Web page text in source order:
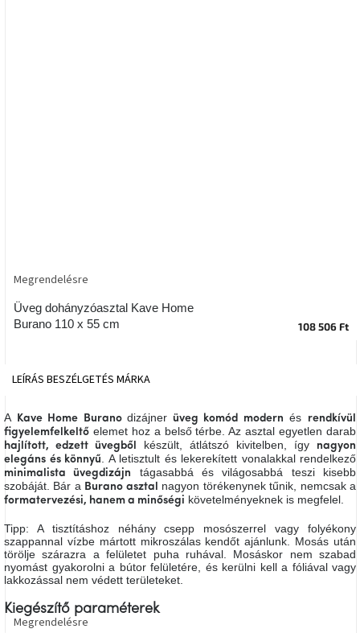
Belső
tavaszi
színekben
asztalon
A
tűz
mellett
ülve
Színes
Woodman
kedvezményesen
Anyák
Üveg dohányzóasztal Kave Home
Burano 110 x 55 cm
Megrendelésre
108 506 Ft
Megrendelésre
LEÍRÁS BESZÉLGETÉS MÁRKA
AKave Home Buranodizájner üveg komód modern és rendkívül
figyelemfelkeltő elemet hoz a belső térbe. Az asztal egyetlen darab
hajlított, edzett üvegből készült, átlátszó kivitelben, így nagyon
elegáns és könnyű. A letisztult és lekerekített vonalakkal rendelkező
minimalista üvegdizájn
tágasabbá és világosabbá teszi kisebb
szobáját. Bár a Burano asztal nagyon törékenynek tűnik, nemcsak a
formatervezési, hanem a minőségi követelményeknek is megfelel.
Tipp: A tisztításhoz néhány csepp mosószerrel vagy folyékony
szappannal vízbe mártott mikroszálas kendőt ajánlunk. Mosás után
törölje szárazra a felületet puha ruhával. Mosáskor nem szabad
nyomást gyakorolni a bútor felületére, és kerülni kell a fóliával vagy
lakkozással nem védett területeket.
Kiegészítő paraméterek